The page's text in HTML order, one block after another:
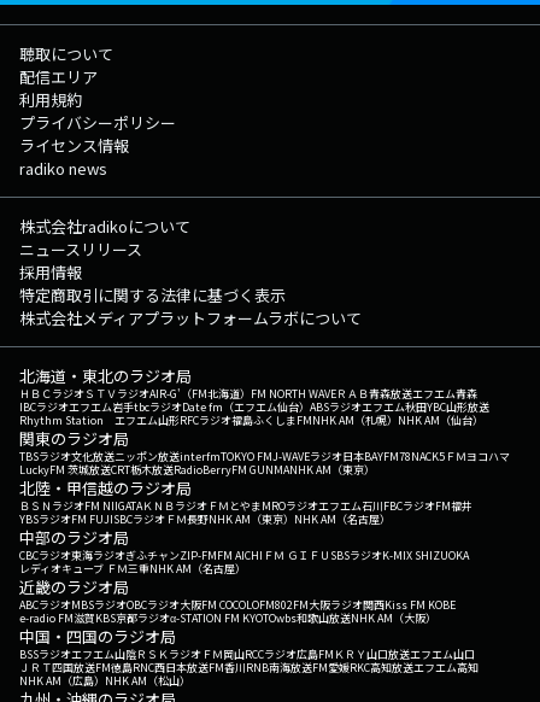
聴取について
配信エリア
利用規約
プライバシーポリシー
ライセンス情報
radiko news
株式会社radikoについて
ニュースリリース
採用情報
特定商取引に関する法律に基づく表示
株式会社メディアプラットフォームラボについて
北海道・東北のラジオ局
ＨＢＣラジオＳＴＶラジオAIR-G'（FM北海道） FM NORTH WAVEＲＡＢ青森放送エフエム青森
IBCラジオエフエム岩手tbcラジオDate fm（エフエム仙台） ABSラジオエフエム秋田YBC山形放送
Rhythm Station エフエム山形RFCラジオ福島ふくしまFMNHK AM（札幌） NHK AM（仙台）
関東のラジオ局
TBSラジオ文化放送ニッポン放送interfmTOKYO FMJ-WAVEラジオ日本BAYFM78NACK5 ＦＭヨコハマ
LuckyFM 茨城放送CRT栃木放送RadioBerryFM GUNMANHK AM（東京）
北陸・甲信越のラジオ局
ＢＳＮラジオFM NIIGATAＫＮＢラジオ ＦＭとやまMROラジオエフエム石川FBCラジオFM福井
YBSラジオFM FUJISBCラジオ ＦＭ長野NHK AM（東京） NHK AM（名古屋）
中部のラジオ局
CBCラジオ東海ラジオぎふチャンZIP-FMFM AICHI ＦＭ ＧＩＦＵ SBSラジオK-MIX SHIZUOKA
レディオキューブ ＦＭ三重NHK AM（名古屋）
近畿のラジオ局
ABCラジオMBSラジオOBCラジオ大阪FM COCOLOFM802FM大阪ラジオ関西Kiss FM KOBE
e-radio FM滋賀KBS京都ラジオα-STATION FM KYOTOwbs和歌山放送NHK AM（大阪）
中国・四国のラジオ局
BSSラジオエフエム山陰ＲＳＫラジオ ＦＭ岡山RCCラジオ広島FM ＫＲＹ山口放送エフエム山口
ＪＲＴ四国放送FM徳島RNC西日本放送FM香川RNB南海放送FM愛媛RKC高知放送エフエム高知
NHK AM（広島） NHK AM（松山）